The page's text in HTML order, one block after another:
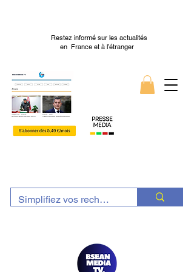
Restez informé sur les actualités
en France et à l’étranger